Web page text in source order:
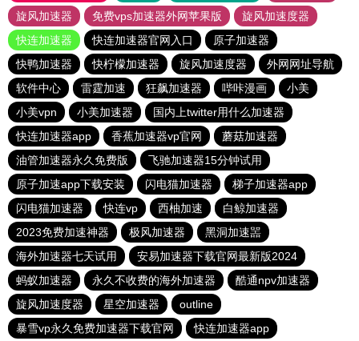
旋风加速器
免费vps加速器外网苹果版
旋风加速度器
快连加速器
快连加速器官网入口
原子加速器
快鸭加速器
快柠檬加速器 旋风加速度器
外网网址导航
软件中心
雷霆加速 狂飙加速器 哔咔漫画
小美
小美vpn
小美加速器
国内上twitter用什么加速器
快连加速器app
香蕉加速器vp官网
蘑菇加速器
油管加速器永久免费版
飞驰加速器15分钟试用
原子加速app下载安装
闪电猫加速器
梯子加速器app
闪电猫加速器
快连vp 西柚加速
白鲸加速器
2023免费加速神器
极风加速器
黑洞加速噐
海外加速器七天试用
安易加速器下载官网最新版2024
蚂蚁加速器
永久不收费的海外加速器
酷通npv加速器
旋风加速度器
星空加速器
outline
暴雪vp永久免费加速器下载官网
快连加速器app